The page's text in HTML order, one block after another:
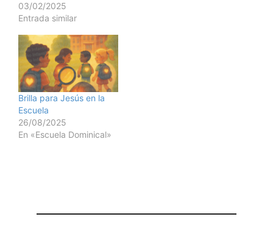
03/02/2025
Entrada similar
Brilla para Jesús en la
Escuela
26/08/2025
En «Escuela Dominical»